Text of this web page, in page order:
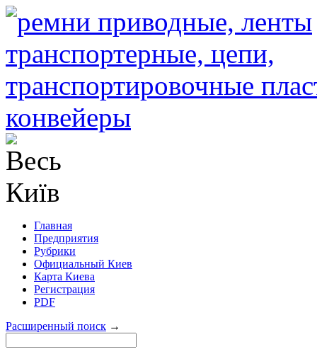
Главная
Предприятия
Рубрики
Официальный Киев
Карта Киева
Регистрация
PDF
Расширенный поиск →